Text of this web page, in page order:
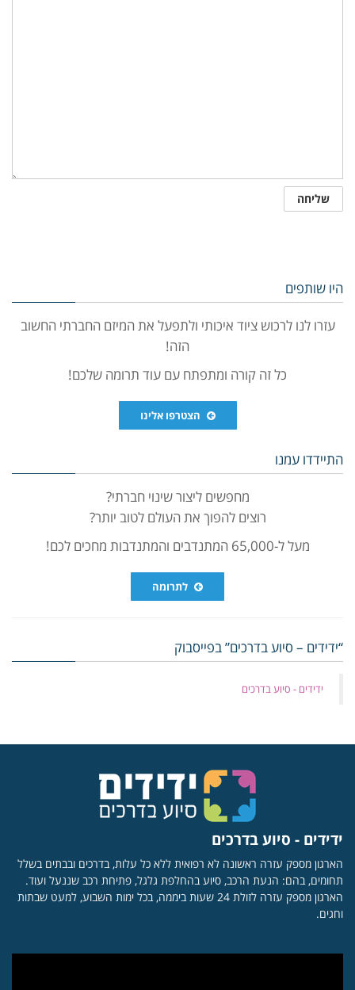
היו שותפים
עזרו לנו לרכוש ציוד איכותי ולתפעל את המיזם החברתי החשוב
הזה!
כל זה קורה ומתפתח עם עוד תרומה שלכם!
הצטרפו אלינו
התיידדו עמנו
מחפשים ליצור שינוי חברתי?
רוצים להפוך את העולם לטוב יותר?
מעל ל-65,000 המתנדבים והמתנדבות מחכים לכם!
לתרומה
“ידידים – סיוע בדרכים” בפייסבוק
‏ידידים - סיוע בדרכים
ידידים - סיוע בדרכים
הארגון מספק עזרה ראשונה לא רפואית ללא כל עלות, בדרכים ובבתים בשלל
תחומים, בהם: הנעת הרכב, סיוע בהחלפת גלגל, פתיחת רכב שננעל ועוד.
הארגון מספק עזרה לזולת 24 שעות ביממה, בכל ימות השבוע, למעט שבתות
וחגים.